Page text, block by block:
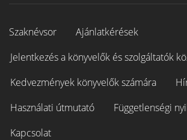
Szaknévsor
Ajánlatkérések
Jelentkezés a könyvelők és szolgáltatók
Kedvezmények könyvelők számára
Használati útmutató
Függetlenségi
Kapcsolat